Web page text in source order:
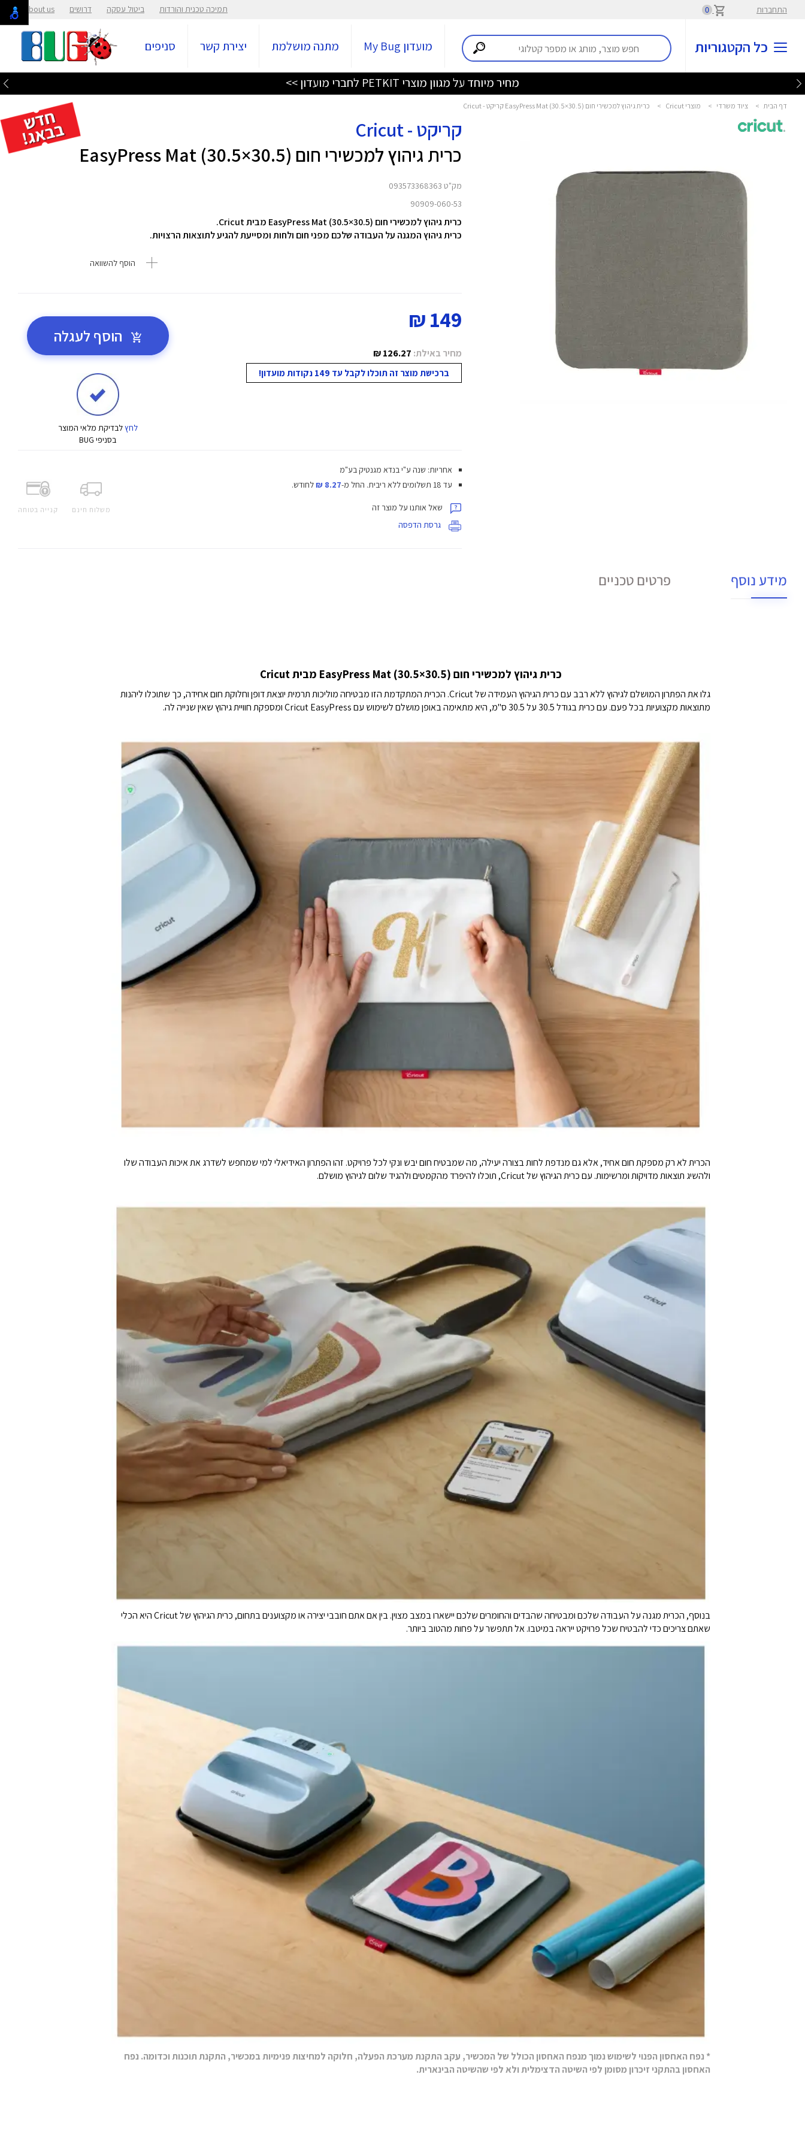
התחברות 0 תמיכה טכנית והורדות ביטול עסקה דרושים About us
כל הקטגוריות מועדון My Bug מתנה מושלמת יצירת קשר סניפים
מחיר מיוחד על מגוון מוצרי PETKIT לחברי מועדון >>
דף הבית > ציוד משרדי > מוצרי Cricut > כרית גיהוץ למכשירי חום EasyPress Mat (30.5×30.5) קריקט - Cricut
קריקט - Cricut
כרית גיהוץ למכשירי חום EasyPress Mat (30.5×30.5)
מק"ט 093573368363
90909-060-53
כרית גיהוץ למכשירי חום (30.5×30.5) EasyPress Mat מבית Cricut.
כרית גיהוץ המגנה על העבודה שלכם מפני חום ולחות ומסייעת להגיע לתוצאות הרצויות.
הוסף להשוואה
149 ₪
מחיר באילת: 126.27 ₪
ברכישת מוצר זה תוכלו לקבל עד 149 נקודות מועדון!
הוסף לעגלה
לחץלבדיקת מלאי המוצר
בסניפי BUG
משלוח חינם קנייה בטוחה
אחריות: שנה ע"י בנדא מגנטיק בע"מ
עד 18 תשלומים ללא ריבית.
החל מ-8.27 ₪ לחודש.
שאל אותנו על מוצר זה
גרסת הדפסה
מידע נוסף פרטים טכניים
כרית גיהוץ למכשירי חום (30.5×30.5) EasyPress Mat מבית Cricut
גלו את הפתרון המושלם לגיהוץ ללא רבב עם כרית הגיהוץ העמידה של Cricut. הכרית המתקדמת הזו מבטיחה מוליכות תרמית יוצאת דופן וחלוקת חום אחידה, כך שתוכלו ליהנות
מתוצאות מקצועיות בכל פעם. עם כרית בגודל 30.5 על 30.5 ס"מ, היא מתאימה באופן מושלם לשימוש עם Cricut EasyPress ומספקת חוויית גיהוץ שאין שנייה לה.
הכרית לא רק מספקת חום אחיד, אלא גם מנדפת לחות בצורה יעילה, מה שמבטיח חום יבש ונקי לכל פרויקט. זהו הפתרון האידיאלי למי שמחפש לשדרג את איכות העבודה שלו
ולהשיג תוצאות מדויקות ומרשימות. עם כרית הגיהוץ של Cricut, תוכלו להיפרד מהקמטים ולהגיד שלום לגיהוץ מושלם.
בנוסף, הכרית מגנה על העבודה שלכם ומבטיחה שהבדים והחומרים שלכם יישארו במצב מצוין. בין אם אתם חובבי יצירה או מקצוענים בתחום, כרית הגיהוץ של Cricut היא הכלי
שאתם צריכים כדי להבטיח שכל פרויקט ייראה במיטבו. אל תתפשר על פחות מהטוב ביותר.
* נפח האחסון הפנוי לשימוש נמוך מנפח האחסון הכולל של המכשיר, עקב התקנת מערכת הפעלה, חלוקה למחיצות פנימיות במכשיר, התקנת תוכנות וכדומה. נפח
האחסון בהתקני זיכרון מסומן לפי השיטה הדצימלית ולא לפי שהשיטה הבינארית.